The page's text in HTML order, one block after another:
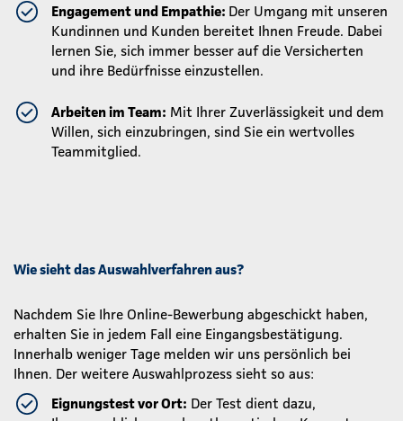
Engagement und Empathie: Der Umgang mit unseren
Kundinnen und Kunden bereitet Ihnen Freude. Dabei
lernen Sie, sich immer besser auf die Versicherten
und ihre Bedürfnisse einzustellen.
Arbeiten im Team: Mit Ihrer Zuverlässigkeit und dem
Willen, sich einzubringen, sind Sie ein wertvolles
Teammitglied.
Wie sieht das Auswahlverfahren aus?
Nachdem Sie Ihre Online-Bewerbung abgeschickt haben,
erhalten Sie in jedem Fall eine Eingangsbestätigung.
Innerhalb weniger Tage melden wir uns persönlich bei
Ihnen. Der weitere Auswahlprozess sieht so aus:
Eignungstest vor Ort: Der Test dient dazu,